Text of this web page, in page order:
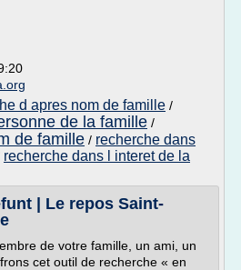
d apres nom de famille /
de la famille /
de famille / recherche dans
recherche dans l interet de la
| Le repos Saint-
de votre famille, un ami, un
cet outil de recherche « en